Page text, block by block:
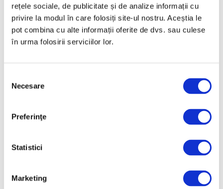
rețele sociale, de publicitate și de analize informații cu
privire la modul în care folosiți site-ul nostru. Aceștia le
pot combina cu alte informații oferite de dvs. sau culese
în urma folosirii serviciilor lor.
consimțământului
Necesare
Preferinţe
Statistici
Marketing
Octombrie 2025
Septembrie 2025
August 2025
Martie 2025